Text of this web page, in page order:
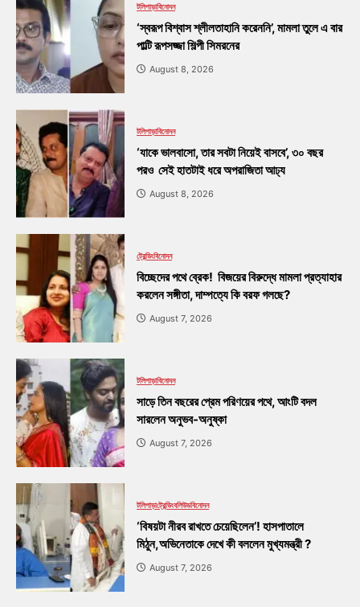
টলিপাড়াবিনোদন
‘স্বরূপ বিশ্বাস শ্লীলতাহানি করেননি’, মামলা তুলে এ বার
পাল্টি রূপসজ্জা শিল্পী সিমরনের
August 8, 2026
টলিপাড়াবিনোদন
‘যাকে ভালবাসো, তার সবটা নিয়েই বাসবে’, ৩০ বছর
পরও সেই হাতটাই ধরে অপরাজিতা আঢ্য
August 8, 2026
ট্রেন্ডিংবিনোদন
বিচ্ছেদের পথে ব্রেক! বিজয়ের বিরুদ্ধে মামলা প্রত্যাহার
করলেন সঙ্গীতা, দাম্পত্যে কি বরফ গলছে?
August 7, 2026
টলিপাড়াবিনোদন
সাড়ে তিন বছরের প্রেম পরিণয়ের পথে, আংটি বদল
সারলেন অনুভব-অনুষ্কা
August 7, 2026
টলিপাড়াট্রেন্ডিংবলিউডবিনোদন
‘বিষয়টা নীরব রাখতে চেয়েছিলেন’! হাসপাতালে
মিঠুন,অভিনেতাকে দেখে কী বললেন মুখ্যমন্ত্রী ?
August 7, 2026